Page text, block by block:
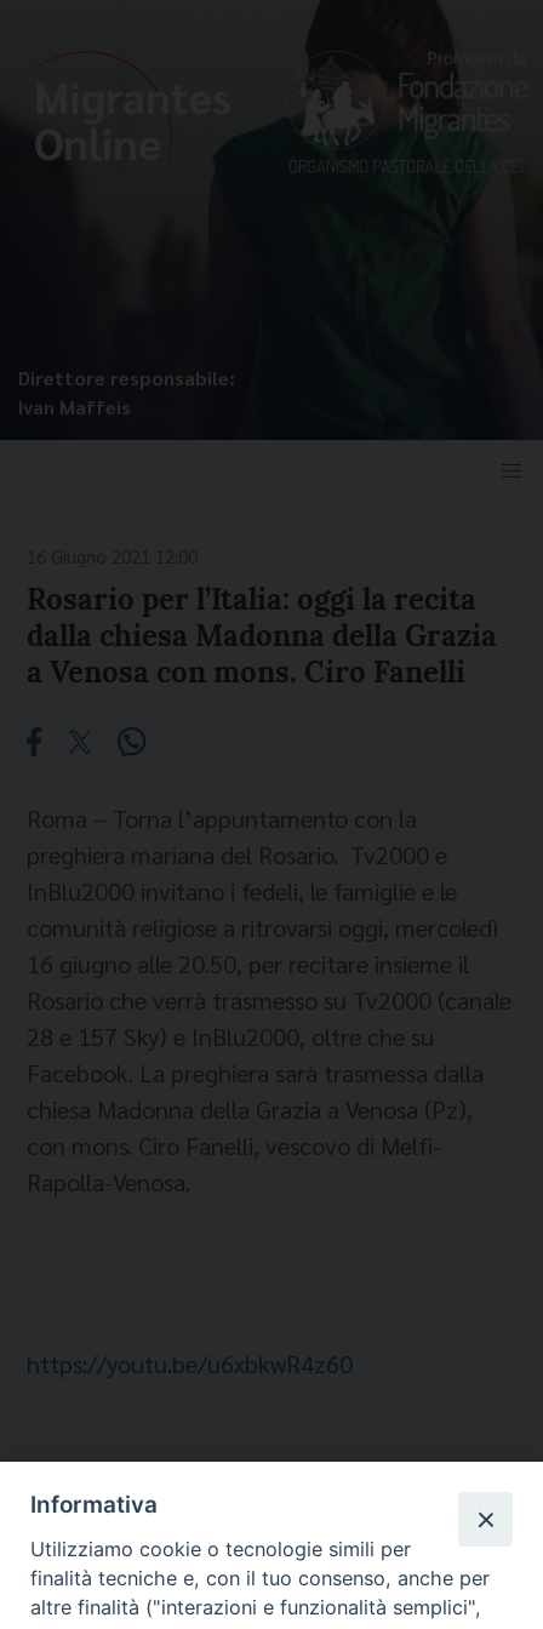
Direttore responsabile:
Ivan Maffeis
Rosario per l’Italia: oggi la recita
dalla chiesa Madonna della Grazia
a Venosa con mons. Ciro Fanelli
Roma – Torna l’appuntamento con la
preghiera mariana del Rosario. Tv2000 e
InBlu2000 invitano i fedeli, le famiglie e le
comunità religiose a ritrovarsi oggi, mercoledì
16 giugno alle 20.50, per recitare insieme il
Rosario che verrà trasmesso su Tv2000 (canale
28 e 157 Sky) e InBlu2000, oltre che su
Facebook. La preghiera sarà trasmessa dalla
chiesa Madonna della Grazia a Venosa (Pz),
con mons. Ciro Fanelli, vescovo di Melfi-
Rapolla-Venosa.
https://youtu.be/u6xbkwR4z60
Temi:
ROSARIO PER L'ITALIA
Informativa
Utilizziamo cookie o tecnologie simili per
finalità tecniche e, con il tuo consenso, anche per
altre finalità ("interazioni e funzionalità semplici",